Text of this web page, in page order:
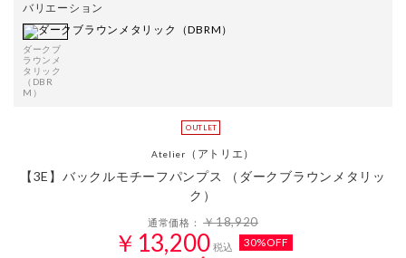
バリエーション
ダークブ
ラウンメ
タリック
（DBR
M）
Atelier （アトリエ）
【3E】バックルモチーフパンプス （ダークブラウンメタリッ
ク）
通常価格：￥18,920
￥13,200 税込 30%OFF